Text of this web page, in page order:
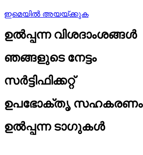
ഇമെയിൽ അയയ്ക്കുക
ഉൽപ്പന്ന വിശദാംശങ്ങൾ
ഞങ്ങളുടെ നേട്ടം
സർട്ടിഫിക്കറ്റ്
ഉപഭോക്തൃ സഹകരണം
ഉൽപ്പന്ന ടാഗുകൾ